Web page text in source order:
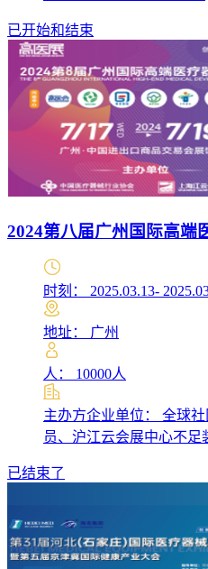
已开始和结束
2024第八届广州国际高端
时刻： 2025.03.13-
地址： 广州
人： 10000人
主办方企业单位： 全球
员、沪江云会展中心不足
已结束了